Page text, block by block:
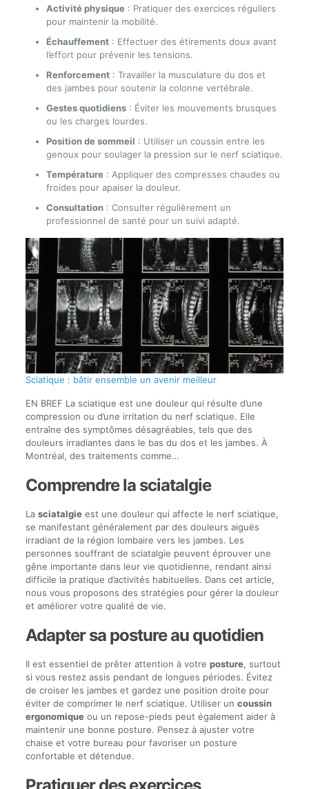
Activité physique: Pratiquer des exercices réguliers
pour maintenir la mobilité.
Échauffement: Effectuer des étirements doux avant
l’effort pour prévenir les tensions.
Renforcement: Travailler la musculature du dos et
des jambes pour soutenir la colonne vertébrale.
Gestes quotidiens: Éviter les mouvements brusques
ou les charges lourdes.
Position de sommeil : Utiliser un coussin entre les
genoux pour soulager la pression sur le nerf sciatique.
Température: Appliquer des compresses chaudes ou
froides pour apaiser la douleur.
Consultation: Consulter régulièrement un
professionnel de santé pour un suivi adapté.
Sciatique : bâtir ensemble un avenir meilleur
EN BREF La sciatique est une douleur qui résulte d’une
compression ou d’une irritation du nerf sciatique. Elle
entraîne des symptômes désagréables, tels que des
douleurs irradiantes dans le bas du dos et les jambes. À
Montréal, des traitements comme…
Comprendre la sciatalgie
La sciatalgieest une douleur qui affecte le nerf sciatique,
se manifestant généralement par des douleurs aiguës
irradiant de la région lombaire vers les jambes. Les
personnes souffrant de sciatalgie peuvent éprouver une
gêne importante dans leur vie quotidienne, rendant ainsi
difficile la pratique d’activités habituelles. Dans cet article,
nous vous proposons des stratégies pour gérer la douleur
et améliorer votre qualité de vie.
Adapter sa posture au quotidien
Il est essentiel de prêter attention à votre posture, surtout
si vous restez assis pendant de longues périodes. Évitez
de croiser les jambes et gardez une position droite pour
éviter de comprimer le nerf sciatique. Utiliser un coussin
ergonomiqueou un repose-pieds peut également aider à
maintenir une bonne posture. Pensez à ajuster votre
chaise et votre bureau pour favoriser un posture
confortable et détendue.